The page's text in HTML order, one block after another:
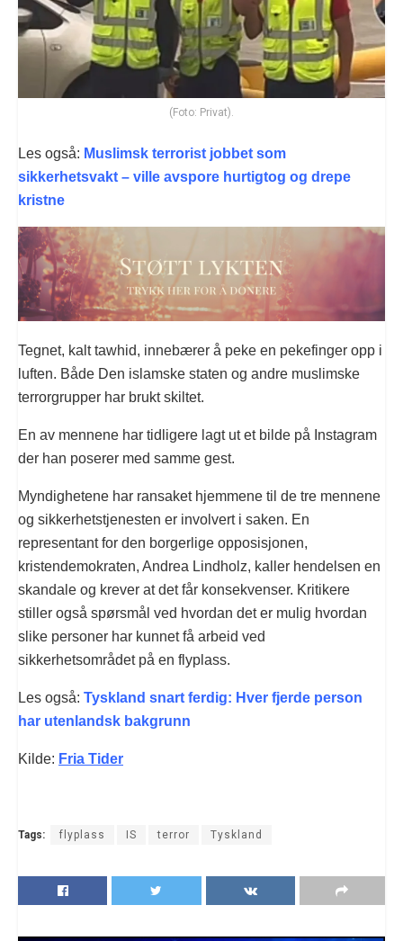
(Foto: Privat).
Les også: Muslimsk terrorist jobbet som
sikkerhetsvakt – ville avspore hurtigtog og drepe
kristne
Tegnet, kalt tawhid, innebærer å peke en pekefinger opp i
luften. Både Den islamske staten og andre muslimske
terrorgrupper har brukt skiltet.
En av mennene har tidligere lagt ut et bilde på Instagram
der han poserer med samme gest.
Myndighetene har ransaket hjemmene til de tre mennene
og sikkerhetstjenesten er involvert i saken. En
representant for den borgerlige opposisjonen,
kristendemokraten, Andrea Lindholz, kaller hendelsen en
skandale og krever at det får konsekvenser. Kritikere
stiller også spørsmål ved hvordan det er mulig hvordan
slike personer har kunnet få arbeid ved
sikkerhetsområdet på en flyplass.
Les også: Tyskland snart ferdig: Hver fjerde person
har utenlandsk bakgrunn
Kilde: Fria Tider
Tags: flyplass IS terror Tyskland